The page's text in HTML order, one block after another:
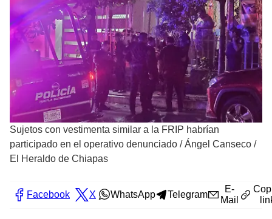
Sujetos con vestimenta similar a la FRIP habrían
participado en el operativo denunciado /Ángel Canseco /
El Heraldo de Chiapas
Facebook X WhatsApp Telegram
E-
Mail